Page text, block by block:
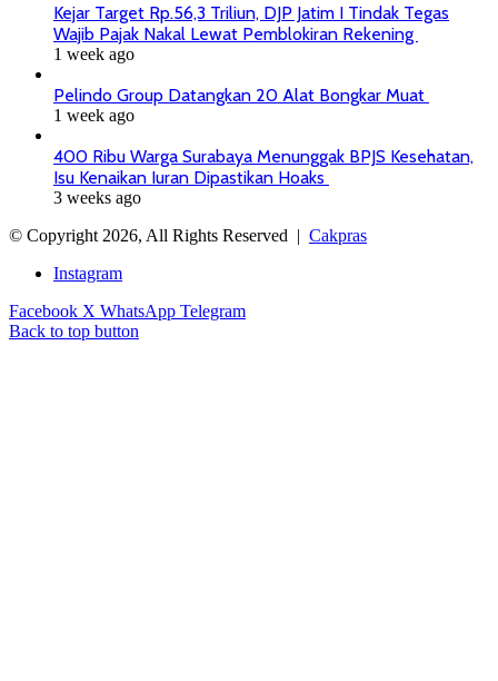
Kejar Target Rp.56,3 Triliun, DJP Jatim I Tindak Tegas
Wajib Pajak Nakal Lewat Pemblokiran Rekening
1 week ago
Pelindo Group Datangkan 20 Alat Bongkar Muat
1 week ago
400 Ribu Warga Surabaya Menunggak BPJS Kesehatan,
Isu Kenaikan Iuran Dipastikan Hoaks
3 weeks ago
© Copyright 2026, All Rights Reserved | Cakpras
Instagram
Facebook X WhatsApp Telegram
Back to top button